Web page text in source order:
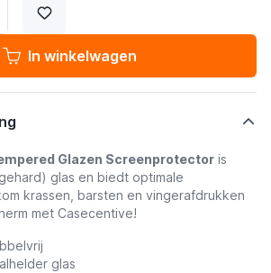
In winkelwagen
Glazen Screenprotector is
glas en biedt optimale
krassen, barsten en vingerafdrukken
met Casecentive!
glas